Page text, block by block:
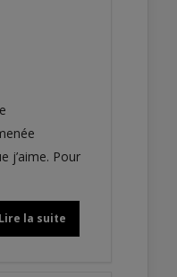
j’aime. Pour
Lire la suite